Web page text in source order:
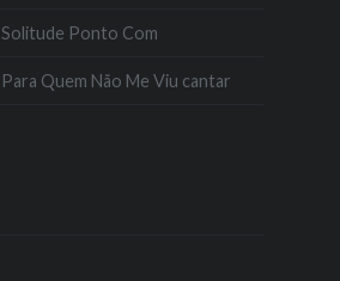
Solitude Ponto Com
Para Quem Não Me Viu cantar